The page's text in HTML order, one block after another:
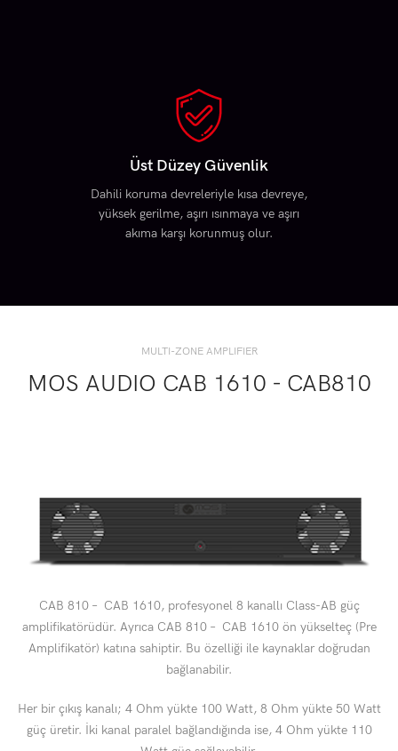
Üst Düzey Güvenlik
Dahili koruma devreleriyle kısa devreye,
yüksek gerilme, aşırı ısınmaya ve aşırı
akıma karşı korunmuş olur.
MULTI-ZONE AMPLIFIER
MOS AUDIO CAB 1610 - CAB810
CAB 810 – CAB 1610, profesyonel 8 kanallı Class-AB güç
amplifikatörüdür. Ayrıca CAB 810 – CAB 1610 ön yükselteç (Pre
Amplifikatör) katına sahiptir. Bu özelliği ile kaynaklar doğrudan
bağlanabilir.
Her bir çıkış kanalı; 4 Ohm yükte 100 Watt, 8 Ohm yükte 50 Watt
güç üretir. İki kanal paralel bağlandığında ise, 4 Ohm yükte 110